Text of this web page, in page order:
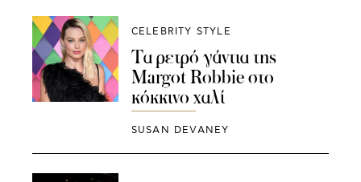
CELEBRITY STYLE
Τα ρετρό γάντια της
Margot Robbie στο
κόκκινο χαλί
SUSAN DEVANEY